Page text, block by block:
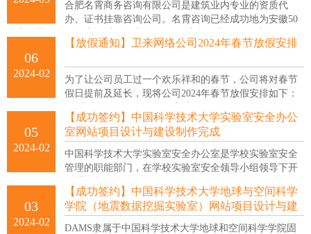
合肥名霄商务咨询有限公司是建筑业内专业的资质代
办、证书挂靠咨询公司。名霄咨询已经成功地为安徽50
书挂靠服务，包括外资企业，国有企业，民营企业，集团公司，股份
公司等，为帮助企业维护建筑资质和提供人才证书的专业咨询公司。
06
2024-02
【放假通知】卫来网络公司2024年春节放假安排
为了让公司员工过一个欢乐祥和的春节，公司将对春节
假日提前及延长，现将公司2024年春节放假安排如下：
月初十）上班。
05
2024-02
【成功签约】中国科学技术大学实验室安全办公
室网站项目设计与建设制作完成
中国科学技术大学实验室安全办公室是学校实验室安全
管理的职能部门，在学校实验室安全领导小组领导下开
03
2024-02
【成功签约】中国科学技术大学地球与空间科学
学院（地震数据挖掘实验室）网站项目设计与建
设制作完成
DAMS隶属于中国科学技术大学地球和空间科学学院固